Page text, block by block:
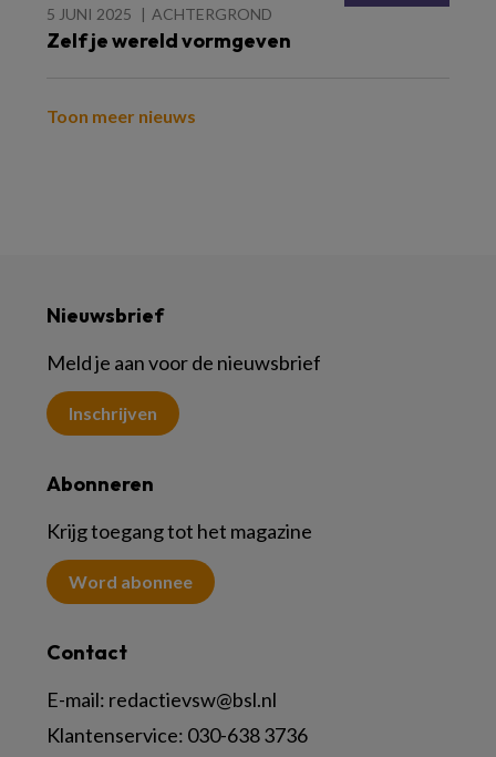
5 JUNI 2025 ACHTERGROND
Zelf je wereld vormgeven
Toon meer nieuws
Nieuwsbrief
Meld je aan voor de nieuwsbrief
Inschrijven
Abonneren
Krijg toegang tot het magazine
Word abonnee
Contact
E-mail: redactievsw@bsl.nl
Klantenservice: 030-638 3736